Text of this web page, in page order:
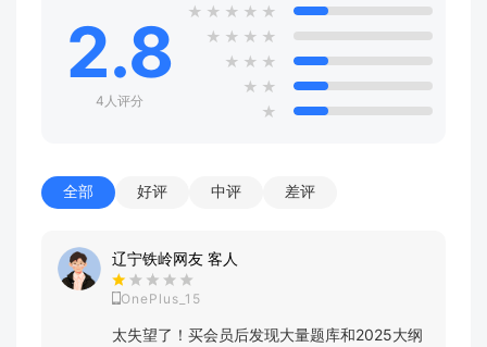
2.8
4人评分
★ ★ ★ ★ ★
★ ★ ★ ★
★ ★ ★
★ ★
★
全部 好评 中评 差评
辽宁铁岭网友 客人
OnePlus_15
太失望了！买会员后发现大量题库和2025大纲